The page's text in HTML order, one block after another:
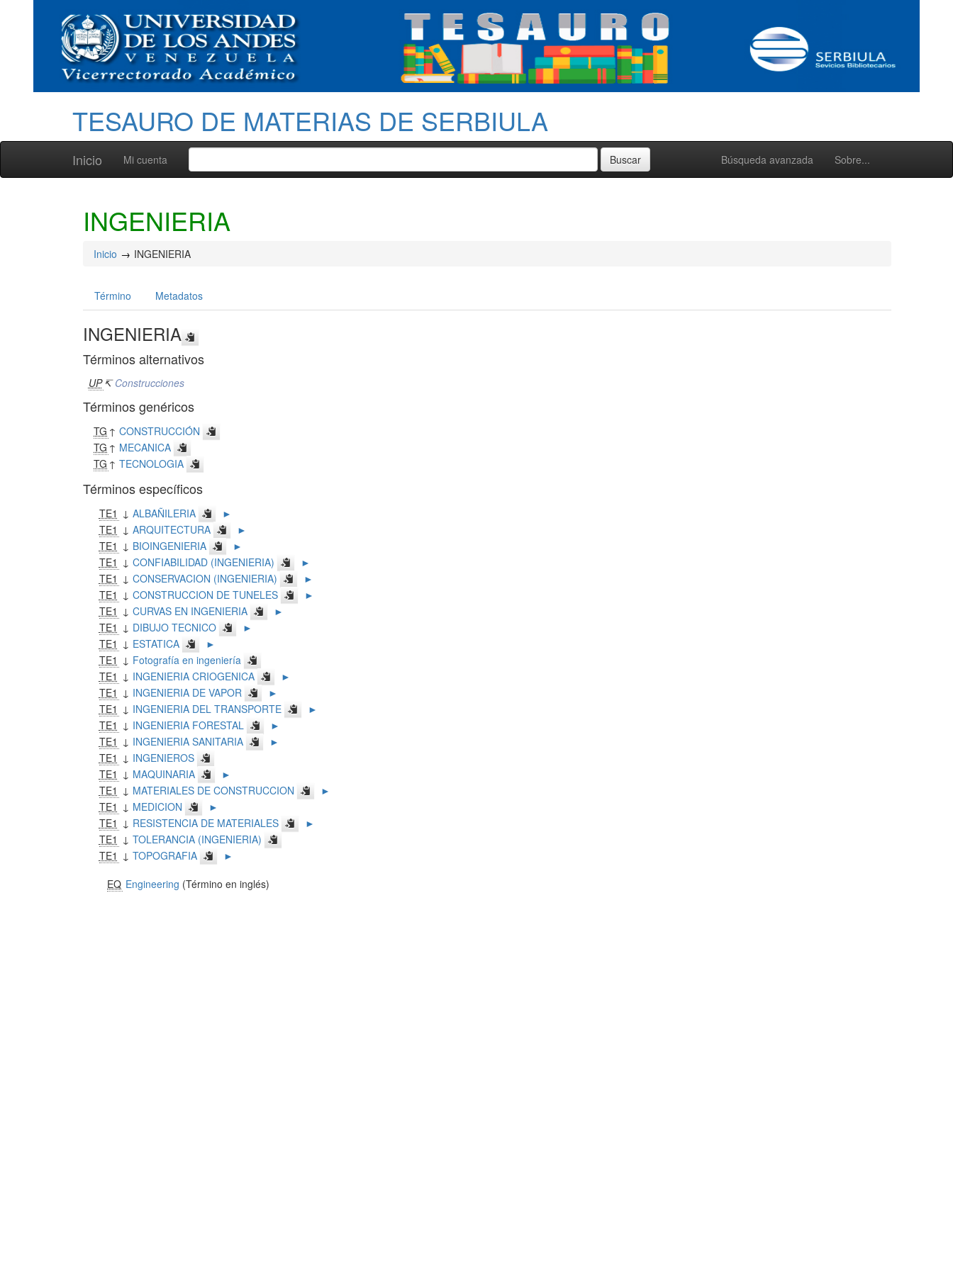
TESAURO DE MATERIAS DE SERBIULA
Inicio Búsqueda avanzada Sobre...
Mi cuenta
INGENIERIA
Inicio INGENIERIA
Término Metadatos
INGENIERIA
Términos alternativos
UP ↸Construcciones
Términos genéricos
TG ↑CONSTRUCCIÓN
TG ↑ MECANICA
TG ↑TECNOLOGIA
Términos específicos
TE1 ↓ ALBAÑILERIA
►
TE1 ↓ ARQUITECTURA
►
TE1 ↓ BIOINGENIERIA
►
TE1 ↓ CONFIABILIDAD (INGENIERIA)
►
TE1 ↓ CONSERVACION (INGENIERIA)
►
TE1 ↓ CONSTRUCCION DE TUNELES
►
TE1 ↓ CURVAS EN INGENIERIA
►
TE1 ↓ DIBUJO TECNICO
►
TE1 ↓ ESTATICA
►
TE1 ↓ Fotografía en ingeniería
TE1 ↓ INGENIERIA CRIOGENICA
►
TE1 ↓ INGENIERIA DE VAPOR
►
TE1 ↓ INGENIERIA DEL TRANSPORTE
►
TE1 ↓ INGENIERIA FORESTAL
►
TE1 ↓ INGENIERIA SANITARIA
►
TE1 ↓ INGENIEROS
TE1 ↓ MAQUINARIA
►
TE1 ↓ MATERIALES DE CONSTRUCCION
►
TE1 ↓ MEDICION
►
TE1 ↓ RESISTENCIA DE MATERIALES
►
TE1 ↓ TOLERANCIA (INGENIERIA)
TE1 ↓ TOPOGRAFIA
►
EQ Engineering (Término en inglés)